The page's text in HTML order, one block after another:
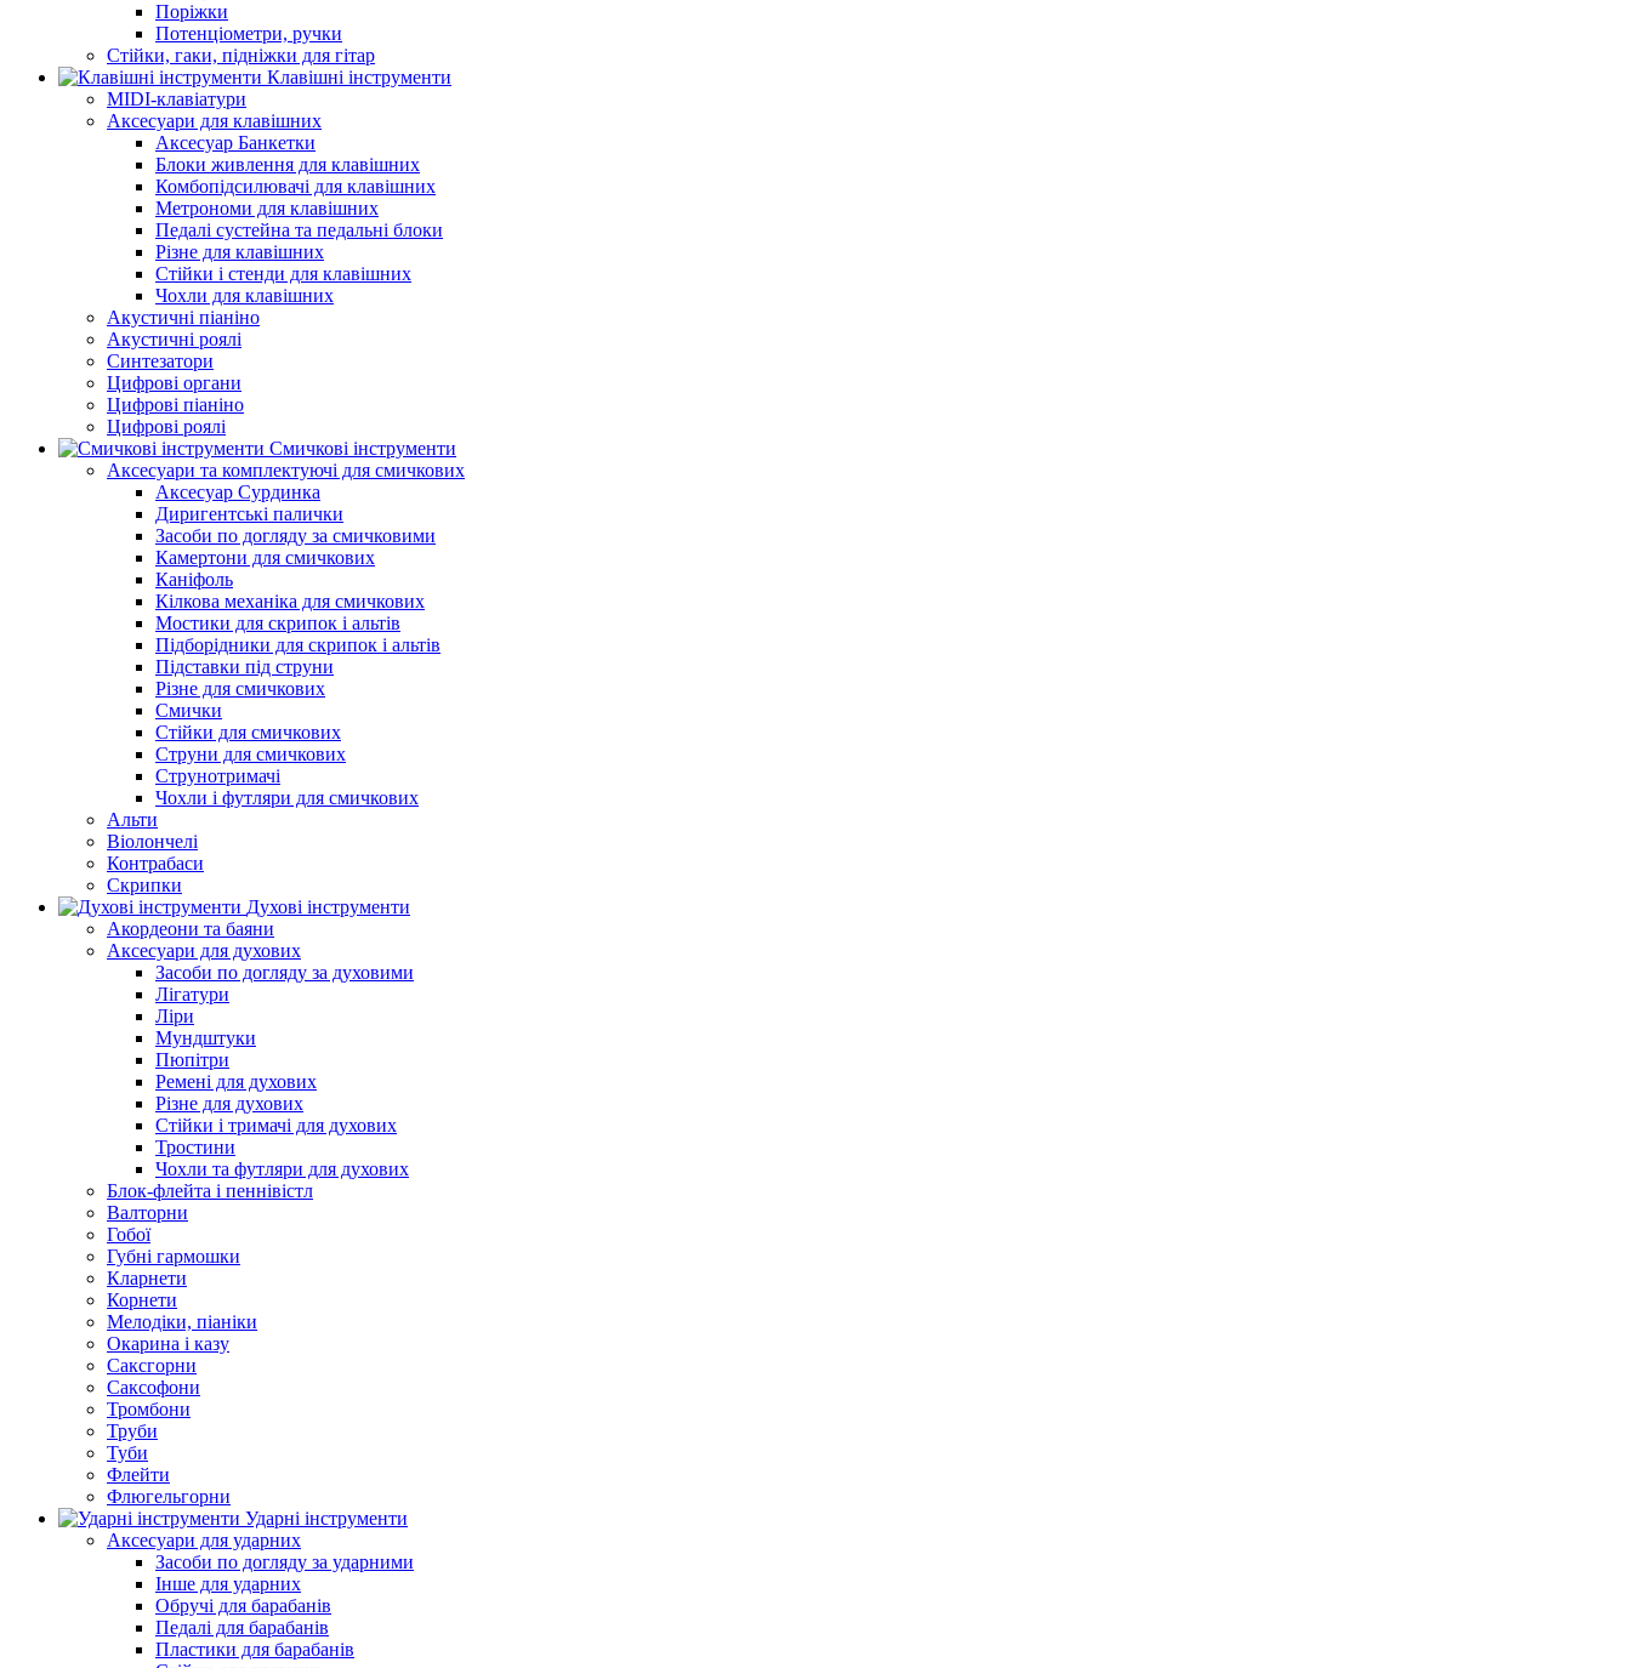
Поріжки
Потенціометри, ручки
Стійки, гаки, підніжки для гітар
Клавішні інструменти
MIDI-клавіатури
Аксесуари для клавішних
Аксесуар Банкетки
Блоки живлення для клавішних
Комбопідсилювачі для клавішних
Метрономи для клавішних
Педалі сустейна та педальні блоки
Різне для клавішних
Стійки і стенди для клавішних
Чохли для клавішних
Акустичні піаніно
Акустичні роялі
Синтезатори
Цифрові органи
Цифрові піаніно
Цифрові роялі
Смичкові інструменти
Аксесуари та комплектуючі для смичкових
Аксесуар Сурдинка
Диригентські палички
Засоби по догляду за смичковими
Камертони для смичкових
Каніфоль
Кілкова механіка для смичкових
Мостики для скрипок і альтів
Підборiдники для скрипок і альтів
Підставки під струни
Різне для смичкових
Смички
Стійки для смичкових
Струни для смичкових
Струнотримачі
Чохли і футляри для смичкових
Альти
Віолончелі
Контрабаси
Скрипки
Духові інструменти
Акордеони та баяни
Аксесуари для духових
Засоби по догляду за духовими
Лігатури
Ліри
Мундштуки
Пюпітри
Ремені для духових
Різне для духових
Стійки і тримачі для духових
Тростини
Чохли та футляри для духових
Блок-флейта і пеннівістл
Валторни
Гобої
Губні гармошки
Кларнети
Корнети
Мелодіки, піаніки
Окарина і казу
Саксгорни
Саксофони
Тромбони
Труби
Туби
Флейти
Флюгельгорни
Ударні інструменти
Аксесуари для ударних
Засоби по догляду за ударними
Інше для ударних
Обручі для барабанів
Педалі для барабанів
Пластики для барабанів